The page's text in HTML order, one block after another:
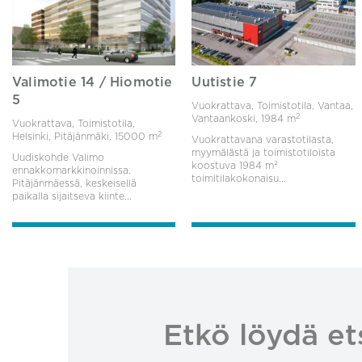
Valimotie 14 / Hiomotie
5
Vuokrattava, Toimistotila,
Helsinki, Pitäjänmäki, 15000 m2
Uudiskohde Valimo
ennakkomarkkinoinnissa.
Pitäjänmäessä, keskeisellä
paikalla sijaitseva kiinte...
Uutistie 7
Vuokrattava, Toimistotila, Vantaa,
Vantaankoski,1984 m2
Vuokrattavana varastotilasta,
myymälästä ja toimistotiloista
koostuva 1984 m²
toimitilakokonaisu...
Etkö löydä